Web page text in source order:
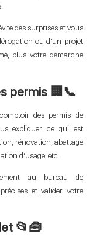
des surprises et vous
ou d’un projet
plus votre démarche
permis 🏢📞
des permis de
expliquer ce qui est
rénovation, abattage
d’usage, etc.
au bureau de
et valider votre
📂🧰